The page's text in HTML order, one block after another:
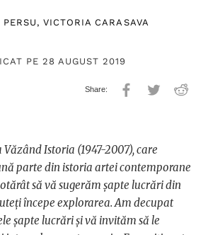
, VICTORIA CARASAVA
PE 28 AUGUST 2019
Istoria (1947-2007), care
parte din istoria artei contemporane
să vă sugerăm șapte lucrări din
începe explorarea. Am decupat
șapte lucrări și vă invităm să le